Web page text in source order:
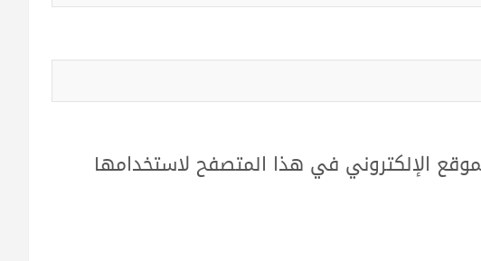
الإلكتروني في هذا المتصفح لاستخدامها